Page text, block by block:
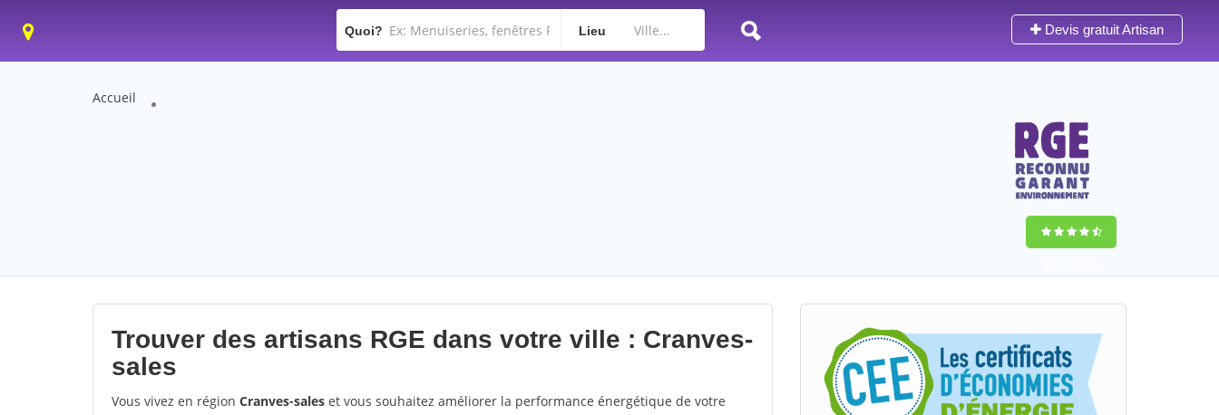
Quoi? Lieu Devis gratuit Artisan
Accueil
Trouver des artisans RGE dans votre ville : Cranves-
sales
Vous vivez en région Cranves-sales et vous souhaitez améliorer la performance énergétique de votre